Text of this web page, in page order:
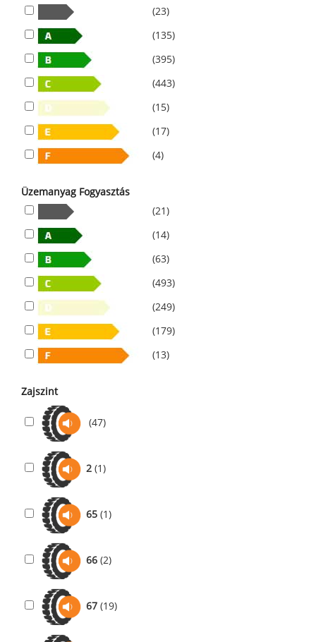
(23)
(135)
(395)
(443)
(15)
(17)
(4)
Üzemanyag Fogyasztás
(21)
(14)
(63)
(493)
(249)
(179)
(13)
Zajszint
(47)
2 (1)
65 (1)
66 (2)
67 (19)